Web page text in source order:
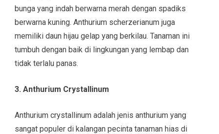
bunga yang indah berwarna merah dengan spadiks
berwarna kuning. Anthurium scherzerianum juga
memiliki daun hijau gelap yang berkilau. Tanaman ini
tumbuh dengan baik di lingkungan yang lembap dan
tidak terlalu panas.
3. Anthurium Crystallinum
Anthurium crystallinum adalah jenis anthurium yang
sangat populer di kalangan pecinta tanaman hias di